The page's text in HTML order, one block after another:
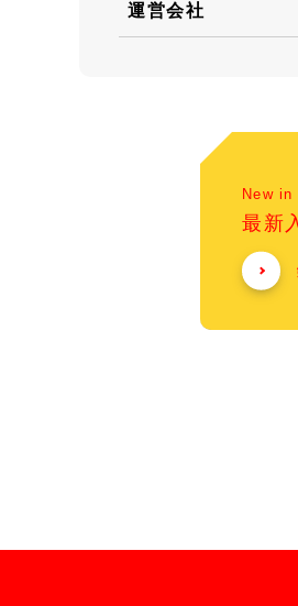
運営会社
New in
最新